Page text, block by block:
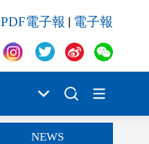
PDF電子報 電子報
NEWS